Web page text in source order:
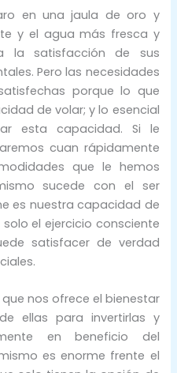
en una jaula de oro y
y el agua más fresca y
la satisfacción de sus
Pero las necesidades
porque lo que
de volar; y lo esencial
esta capacidad. Si le
cuan rápidamente
que le hemos
sucede con el ser
es nuestra capacidad de
el ejercicio consciente
satisfacer de verdad
nos ofrece el bienestar
ellas para invertirlas y
en beneficio del
es enorme frente el